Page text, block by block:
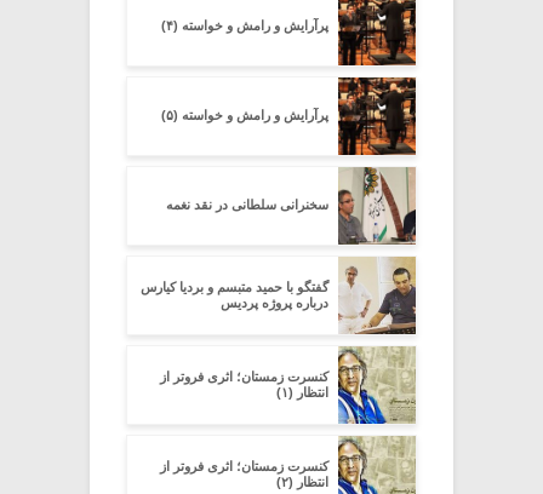
پرآرایش و رامش و خواسته (۴)
پرآرایش و رامش و خواسته (۵)
سخنرانی سلطانی در نقد نغمه
گفتگو با حمید متبسم و بردیا کیارس
درباره پروژه پردیس
کنسرت زمستان؛ اثری فروتر از
انتظار (۱)
کنسرت زمستان؛ اثری فروتر از
انتظار (۲)